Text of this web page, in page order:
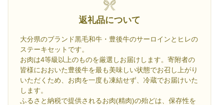
返礼品について
大分県のブランド黒毛和牛・豊後牛のサーロインとヒレの
ステーキセットです。
お肉は4等級以上のものを厳選しお届けします。寄附者の
皆様におおいた豊後牛を最も美味しい状態でお召し上がり
いただくため、お肉を一度も凍結せず、冷蔵でお届けいた
します。
ふるさと納税で提供されるお肉(精肉)の殆どは、保存性を